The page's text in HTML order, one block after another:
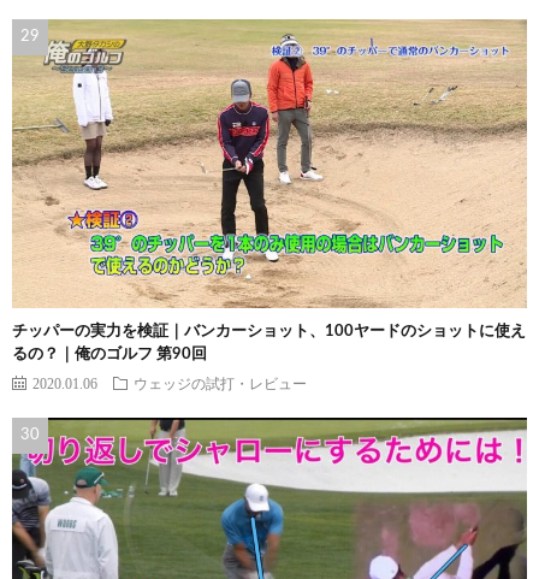
チッパーの実力を検証｜バンカーショット、100ヤードのショットに使え
るの？｜俺のゴルフ 第90回
2020.01.06 ウェッジの試打・レビュー